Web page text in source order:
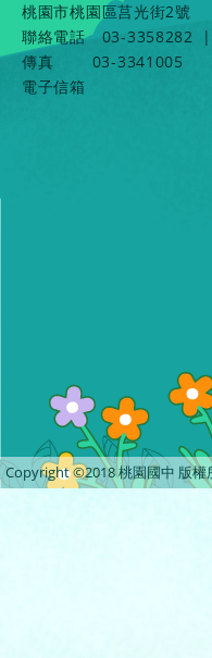
桃園市桃園區莒光街2號
聯絡電話
03-3358282
|
傳真
03-3341005
電子信箱
Copyright ©2018 桃園國中 版權